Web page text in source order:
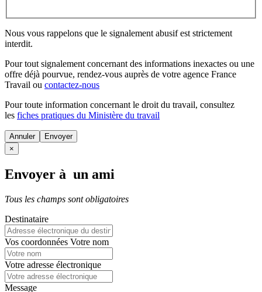
Nous vous rappelons que le signalement abusif est strictement
interdit.
Pour tout signalement concernant des informations inexactes ou une
offre déjà pourvue, rendez-vous auprès de votre agence France
Travail ou contactez-nous
Pour toute information concernant le droit du travail, consultez
les fiches pratiques du Ministère du travail
Annuler
×
Envoyer à un ami
Tous les champs sont obligatoires
Destinataire
Vos coordonnées Votre nom
Votre adresse électronique
Message